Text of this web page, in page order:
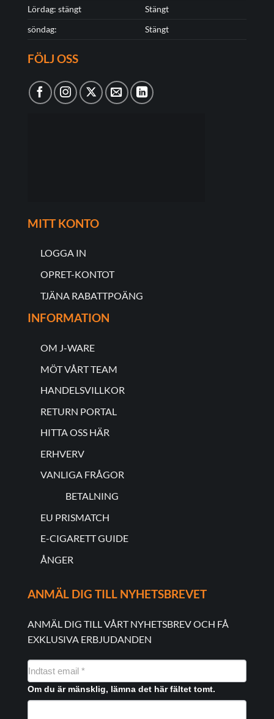
Lördag: stängt
Stängt
söndag:
Stängt
FÖLJ OSS
MITT KONTO
LOGGA IN
OPRET-KONTOT
TJÄNA RABATTPOÄNG
INFORMATION
OM J-WARE
MÖT VÅRT TEAM
HANDELSVILLKOR
RETURN PORTAL
HITTA OSS HÄR
ERHVERV
VANLIGA FRÅGOR
BETALNING
EU PRISMATCH
E-CIGARETT GUIDE
ÅNGER
ANMÄL DIG TILL NYHETSBREVET
ANMÄL DIG TILL VÅRT NYHETSBREV OCH FÅ
EXKLUSIVA ERBJUDANDEN
NYHEDSMAIL
FORMULAR
Om du är mänsklig, lämna det här fältet tomt.